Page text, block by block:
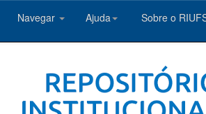
Navegar Ajuda Sobre o